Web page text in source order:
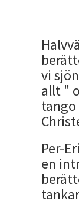
vi
allt "
Per-
en